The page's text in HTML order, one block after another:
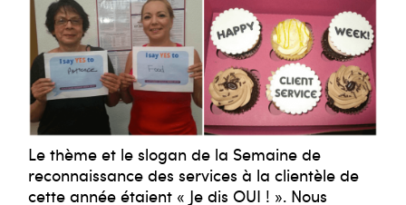
Le thème et le slogan de la Semaine de
reconnaissance des services à la clientèle de
cette année étaient « Je dis OUI ! ». Nous